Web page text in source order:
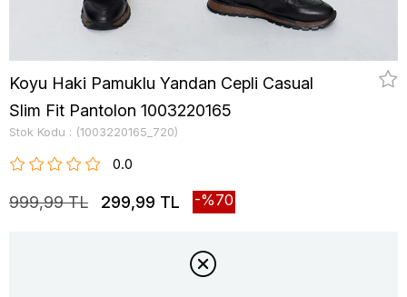
Koyu Haki Pamuklu Yandan Cepli Casual
Slim Fit Pantolon 1003220165
Stok Kodu (1003220165_720)
0.0
999,99 TL 299,99 TL 70